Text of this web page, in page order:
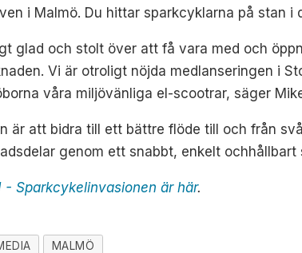
i Malmö. Du hittar sparkcyklarna på stan i
glad och stolt över att få vara med och
Vi är otroligt nöjda medlanseringen i
våra miljövänliga el-scootrar, säger
är att bidra till ett bättre flöde till och från
genom ett snabbt, enkelt och
- Sparkcykelinvasionen är här.
MALMÖ